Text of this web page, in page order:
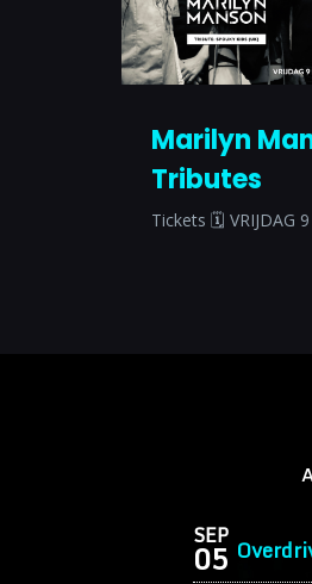
Marilyn
Tributes
Tickets 🗓 VRIJDAG
SEP
05